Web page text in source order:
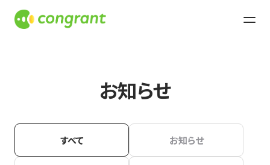
お知らせ
すべて お知らせ